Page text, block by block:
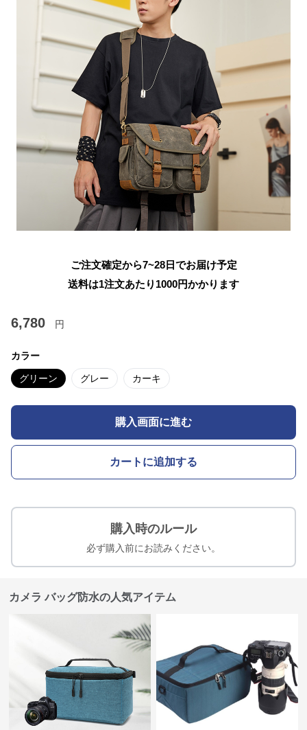
ご注文確定から7~28日でお届け予定
送料は1注文あたり 1000円かかります
6,780 円
カラー
グリーン グレー カーキ
購入画面に進む
カートに追加する
購入時のルール
必ず購入前にお読みください。
カメラ バッグ防水の人気アイテム